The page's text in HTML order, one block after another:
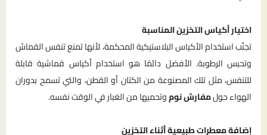
اختيار أكياس التخزين المناسبة
تجنّب استخدام الأكياس البلاستيكية المحكمة، لأنها تمنع تنفس القماش
وتحبس الرطوبة. الأفضل دائمًا هو استخدام أكياس قماشية قابلة
للتنفس، مثل تلك المصنوعة من الكتان أو القطن، والتي تسمح بدوران
الهواء حولمفارش نوموتحميها من الغبار في الوقت نفسه.
إضافة معطرات طبيعية أثناء التخزين